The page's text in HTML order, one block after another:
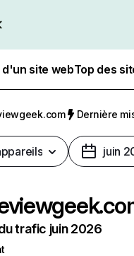
site webTop des
Dernière
juin
trafic juin 2026